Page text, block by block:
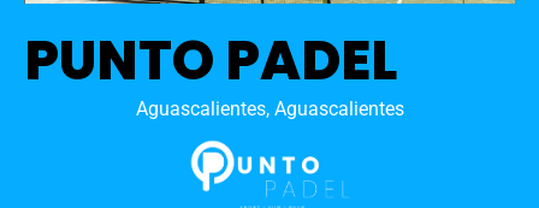
PUNTO PADEL
Aguascalientes, Aguascalientes